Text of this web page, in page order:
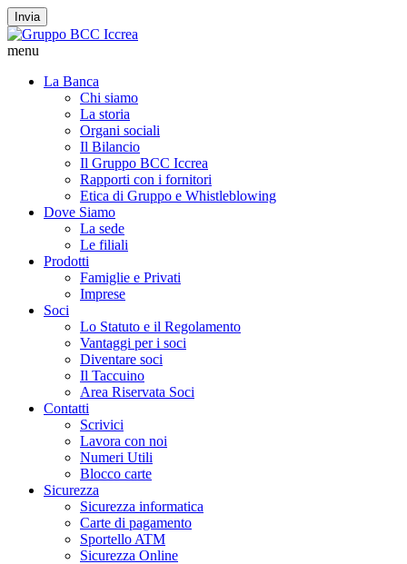
Invia
menu
La Banca
Chi siamo
La storia
Organi sociali
Il Bilancio
Il Gruppo BCC Iccrea
Rapporti con i fornitori
Etica di Gruppo e Whistleblowing
Dove Siamo
La sede
Le filiali
Prodotti
Famiglie e Privati
Imprese
Soci
Lo Statuto e il Regolamento
Vantaggi per i soci
Diventare soci
Il Taccuino
Area Riservata Soci
Contatti
Scrivici
Lavora con noi
Numeri Utili
Blocco carte
Sicurezza
Sicurezza informatica
Carte di pagamento
Sportello ATM
Sicurezza Online